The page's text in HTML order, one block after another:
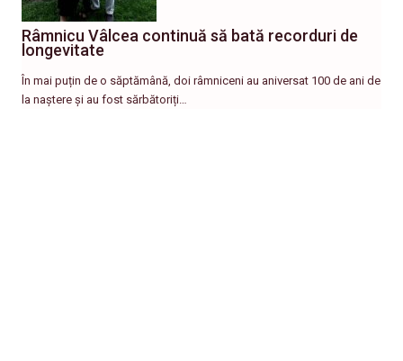
Râmnicu Vâlcea continuă să bată recorduri de
longevitate
În mai puțin de o săptămână, doi râmniceni au aniversat 100 de ani de
la naștere și au fost sărbătoriți…